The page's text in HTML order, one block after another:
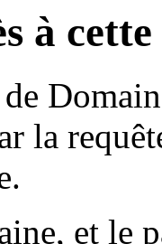
à
la
et le